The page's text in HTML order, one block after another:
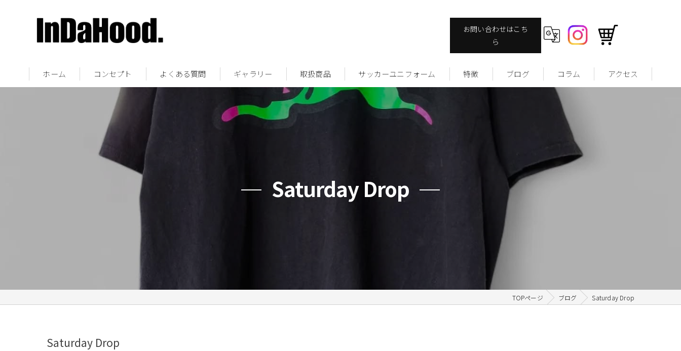
お問い合わせはこち
ら
ホーム コンセプト よくある質問 ギャラリー 取扱商品 サッカーユニフォーム 特徴
サッカーユニフォームについて
ブログ コラム アクセス
Saturday Drop
TOPページ ブログ Saturday Drop
Saturday Drop